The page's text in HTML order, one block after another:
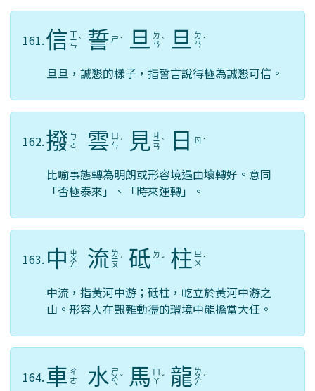
161.信 ㄒ
ㄧ
ㄣ
ˋ 誓 ㄕ ˋ 旦
ㄉ
ㄢ ˋ 旦
ㄉ
ㄢ ˋ
旦旦，誠懇的樣子，指誓言說得極為誠懇可信。
162.撥 ㄅ
ㄛ
雲 ㄣ ˊ 見 ㄐ
ㄧ
ㄢ
ˋ 日 ㄖ ˋ
比喻事態轉為明朗或形容境遇由壞轉好。意同
「否極泰來」、「時來運轉」。
163. 中 ㄓ
ㄨ
ㄥ 流 ㄌ
ㄧ
ㄡ
ˊ 砥 ㄉ
ㄧ ˇ 柱 ㄓ
ㄨ ˋ
中流，指黃河中游；砥柱，屹立於黃河中游之
山。形容人在艱難動盪的環境中能擔當大任。
164.車 ㄔ
ㄜ
水 ㄕ
ㄨ
ㄟ
ˇ 馬 ㄇ
ㄚ ˇ 龍 ㄌ
ㄨ
ㄥ
ˊ